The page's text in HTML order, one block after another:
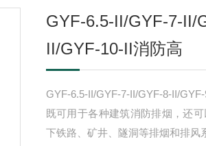
GYF-6.5-II/GYF-7-II/
II/GYF-10-II消防高
GYF-6.5-II/GYF-7-II/GYF-8-II/
既可用于各种建筑消防排烟，还
下铁路、矿井、隧洞等排烟和排风